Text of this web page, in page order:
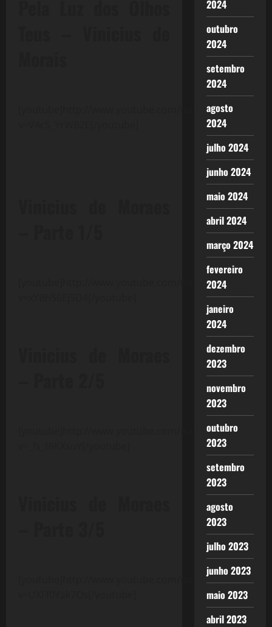
[youtube]http://www.youtube.com/watch?
[youtube]http://www.youtube.com/watch?
[youtube]http://www.youtube.com/watch?
[youtube]http://www.youtube.com/watch?
2024
outubro
2024
setembro
2024
agosto
2024
julho 2024
junho 2024
maio 2024
abril 2024
março 2024
fevereiro
2024
janeiro
2024
dezembro
2023
novembro
2023
outubro
2023
setembro
2023
agosto
2023
julho 2023
junho 2023
maio 2023
abril 2023